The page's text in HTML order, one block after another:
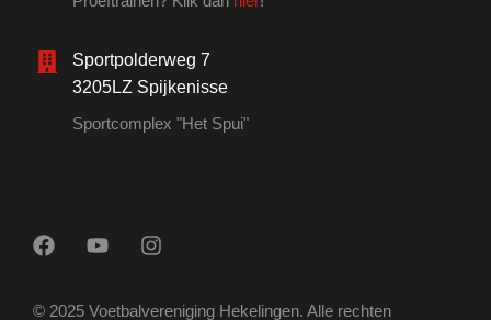
Sportpolderweg 7
3205LZ Spijkenisse
Sportcomplex "Het Spui"
© 2025 Voetbalvereniging Hekelingen. Alle rechten